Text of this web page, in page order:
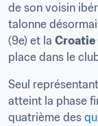
de son voisin
talonne
(9e) et la Croatie
place dans le
Seul
atteint la phase
quatrième des